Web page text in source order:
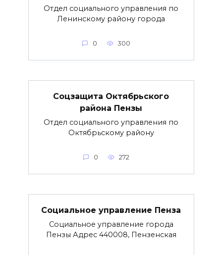
Отдел социального управления по
Ленинскому району города
0 300
Соцзащита Октябрьского
района Пензы
Отдел социального управления по
Октябрьскому району
0 272
Социальное управление Пенза
Социальное управление города
Пензы Адрес 440008, Пензенская